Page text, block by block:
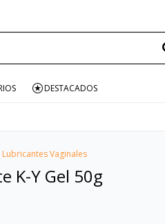
DESTACADOS
Lubricantes Vaginales
K-Y Gel 50g